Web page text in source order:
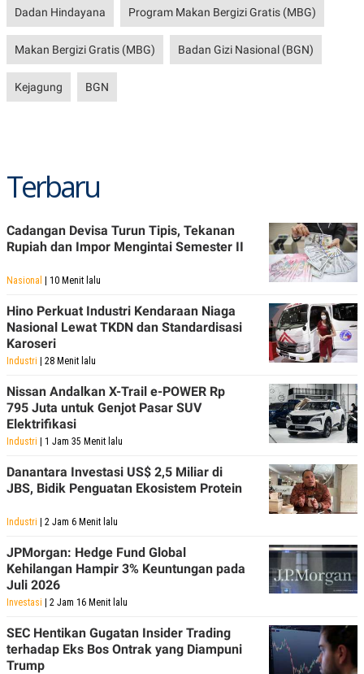
.
I
D
SITEMAPPROFILETERM
PRIVACY
POLICY
Dadan Hindayana Program Makan Bergizi Gratis (MBG)
Makan Bergizi Gratis (MBG) Badan Gizi Nasional (BGN)
Kejagung BGN
Terbaru
Cadangan Devisa Turun Tipis, Tekanan
Rupiah dan Impor Mengintai Semester II
Nasional | 10 Menit lalu
Hino Perkuat Industri Kendaraan Niaga
Nasional Lewat TKDN dan Standardisasi
Karoseri
Industri | 28 Menit lalu
Nissan Andalkan X-Trail e-POWER Rp
795 Juta untuk Genjot Pasar SUV
Elektrifikasi
Industri | 1 Jam 35 Menit lalu
Danantara Investasi US$ 2,5 Miliar di
JBS, Bidik Penguatan Ekosistem Protein
Industri | 2 Jam 6 Menit lalu
JPMorgan: Hedge Fund Global
Kehilangan Hampir 3% Keuntungan pada
Juli 2026
Investasi | 2 Jam 16 Menit lalu
SEC Hentikan Gugatan Insider Trading
terhadap Eks Bos Ontrak yang Diampuni
Trump